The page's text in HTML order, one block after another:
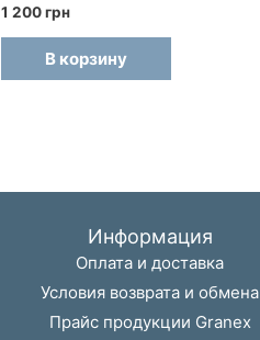
Оценка
0
из
1 200грн
В корзину
Информация
Оплата и доставка
Условия возврата и обмена
Прайс продукции Granex